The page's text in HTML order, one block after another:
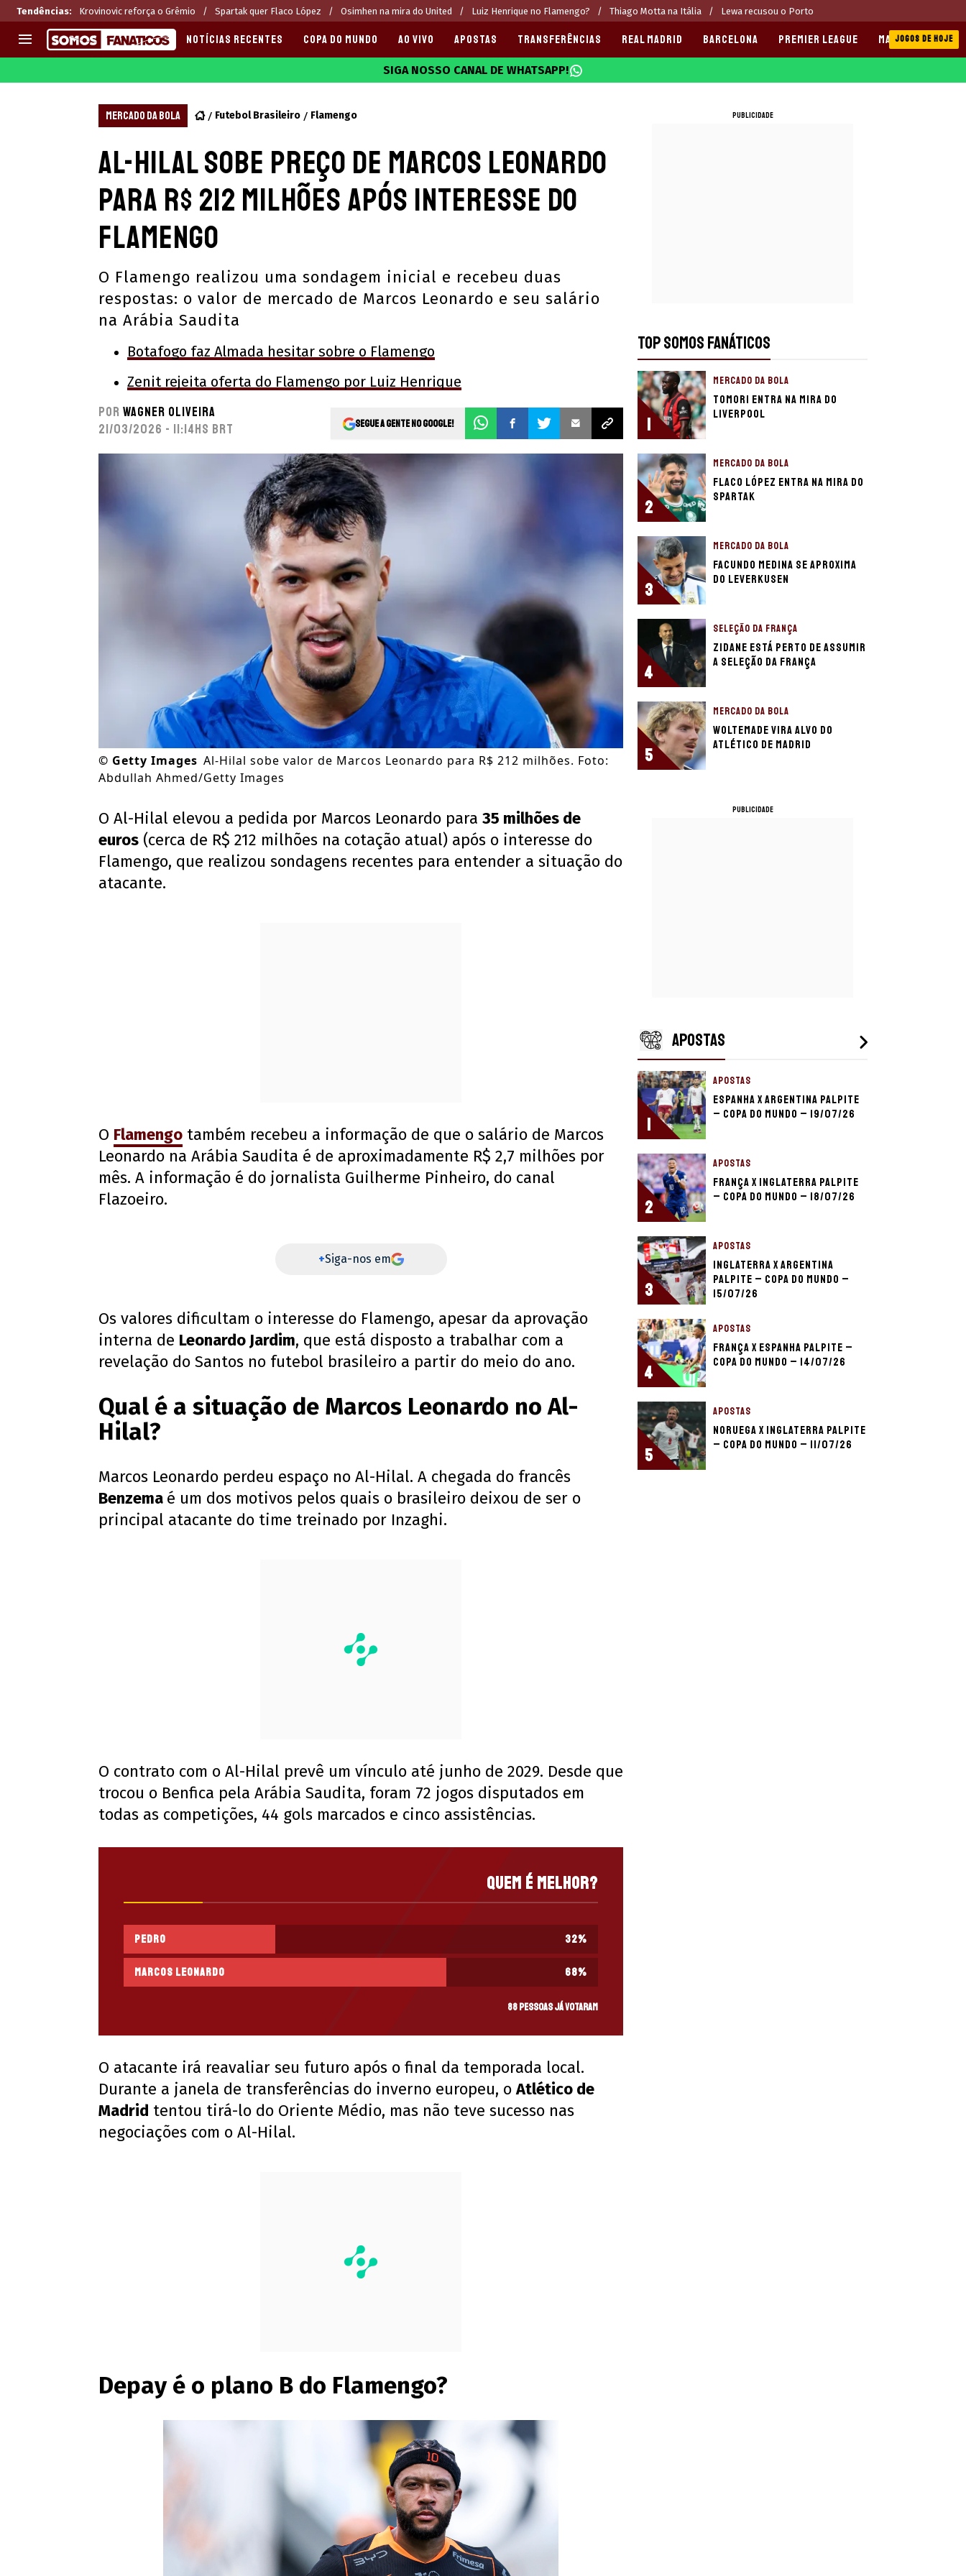
Tendências: Krovinovic reforça o Grêmio Spartak quer Flaco López Osimhen na mira do United Luiz Henrique no Flamengo? Thiago Motta na Itália Lewa recusou o Porto
CHAMPIONS LEAGUE
PREMIER LEAGUE
LIGA PORTUGUESA
Melhores sites de apostas 2025
Últimas
CASAS DE APOSTAS
CÓDIGOS e OFERTAS
APPS
NOTÍCIAS RECENTES COPA DO MUNDO AO VIVO APOSTAS TRANSFERÊNCIAS REAL MADRID BARCELONA PREMIER LEAGUE MANCHESTER CITY
JOGOS DE HOJE
SIGA NOSSO CANAL DE WHATSAPP!
MERCADO DA BOLA Futebol Brasileiro Flamengo
Al-Hilal sobe preço de Marcos Leonardo
para R$ 212 milhões após interesse do
Flamengo
O Flamengo realizou uma sondagem inicial e recebeu duas
respostas: o valor de mercado de Marcos Leonardo e seu salário
na Arábia Saudita
Botafogo faz Almada hesitar sobre o Flamengo
Zenit rejeita oferta do Flamengo por Luiz Henrique
Por Wagner Oliveira
21/03/2026 - 11:14hs BRT
Segue a gente no Google!
© Getty Images Al-Hilal sobe valor de Marcos Leonardo para R$ 212 milhões. Foto:
Abdullah Ahmed/Getty Images
O Al-Hilal elevou a pedida por Marcos Leonardo para 35 milhões de
euros (cerca de R$ 212 milhões na cotação atual) após o interesse do
Flamengo, que realizou sondagens recentes para entender a situação do
atacante.
O Flamengo também recebeu a informação de que o salário de Marcos
Leonardo na Arábia Saudita é de aproximadamente R$ 2,7 milhões por
mês. A informação é do jornalista Guilherme Pinheiro, do canal
Flazoeiro.
+Siga-nos em
Os valores dificultam o interesse do Flamengo, apesar da aprovação
interna de Leonardo Jardim, que está disposto a trabalhar com a
revelação do Santos no futebol brasileiro a partir do meio do ano.
Qual é a situação de Marcos Leonardo no Al-
Hilal?
Marcos Leonardo perdeu espaço no Al-Hilal. A chegada do francês
Benzema é um dos motivos pelos quais o brasileiro deixou de ser o
principal atacante do time treinado por Inzaghi.
O contrato com o Al-Hilal prevê um vínculo até junho de 2029. Desde que
trocou o Benfica pela Arábia Saudita, foram 72 jogos disputados em
todas as competições, 44 gols marcados e cinco assistências.
Quem é melhor?
Pedro 32%
Marcos Leonardo 68%
88 pessoas já votaram
O atacante irá reavaliar seu futuro após o final da temporada local.
Durante a janela de transferências do inverno europeu, oAtlético de
Madrid tentou tirá-lo do Oriente Médio, mas não teve sucesso nas
negociações com o Al-Hilal.
Depay é o plano B do Flamengo?
PUBLICIDADE
TOP SOMOS FANÁTICOS
1
MERCADO DA BOLA
Tomori entra na mira do
Liverpool
2
MERCADO DA BOLA
Flaco López entra na mira do
Spartak
3
MERCADO DA BOLA
Facundo Medina se aproxima
do Leverkusen
4
SELEÇÃO DA FRANÇA
Zidane está perto de assumir
a seleção da França
5
MERCADO DA BOLA
Woltemade vira alvo do
Atlético de Madrid
PUBLICIDADE
APOSTAS
1
APOSTAS
Espanha x Argentina palpite
– Copa do Mundo – 19/07/26
2
APOSTAS
França x Inglaterra palpite
– Copa do Mundo – 18/07/26
3
APOSTAS
Inglaterra x Argentina
palpite – Copa do Mundo –
15/07/26
4
APOSTAS
França x Espanha palpite –
Copa do Mundo – 14/07/26
5
APOSTAS
Noruega x Inglaterra palpite
– Copa do Mundo – 11/07/26